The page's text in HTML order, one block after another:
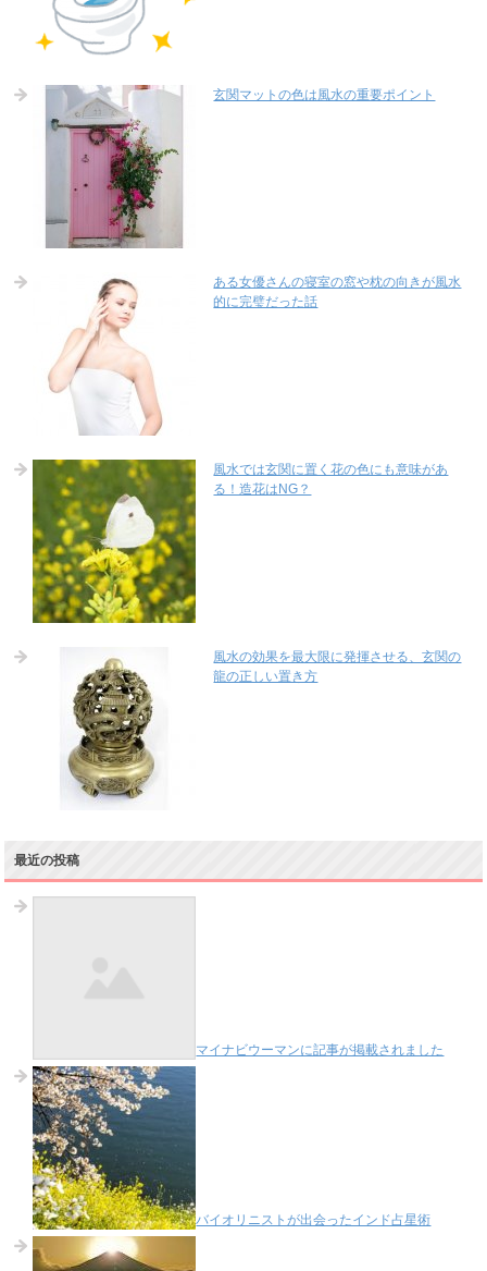
玄関マットの色は風水の重要ポイント
ある女優さんの寝室の窓や枕の向きが風水
的に完璧だった話
風水では玄関に置く花の色にも意味があ
る！造花はNG？
風水の効果を最大限に発揮させる、玄関の
龍の正しい置き方
最近の投稿
マイナビウーマンに記事が掲載されました
バイオリニストが出会ったインド占星術